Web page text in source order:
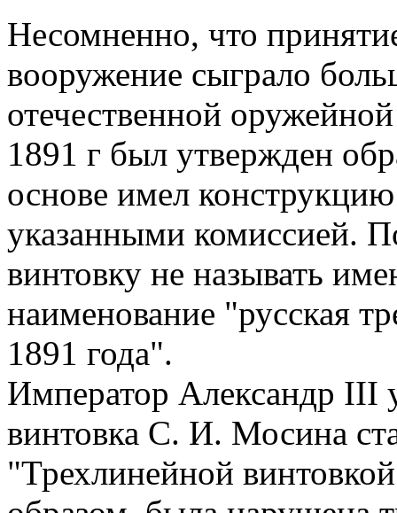
Несомненно, что
вооружение сыграло
отечественной
1891 г был утвержден
основе имел
указанными комиссией.
винтовку не называть
наименование "русская
1891 года".
Император Александр III
винтовка С. И. Мосина
"Трехлинейной